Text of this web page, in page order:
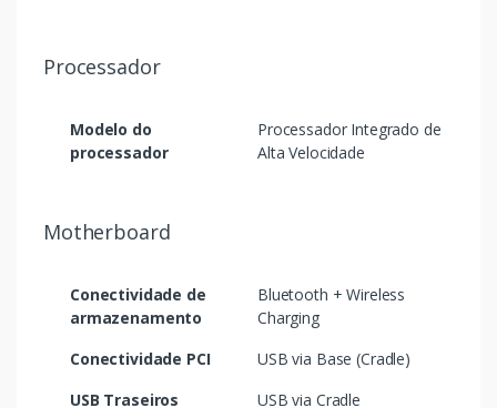
Processador
Modelo do
processador
Processador Integrado de
Alta Velocidade
Motherboard
Conectividade de
armazenamento
Bluetooth + Wireless
Charging
Conectividade PCI
USB via Base (Cradle)
USB Traseiros
USB via Cradle